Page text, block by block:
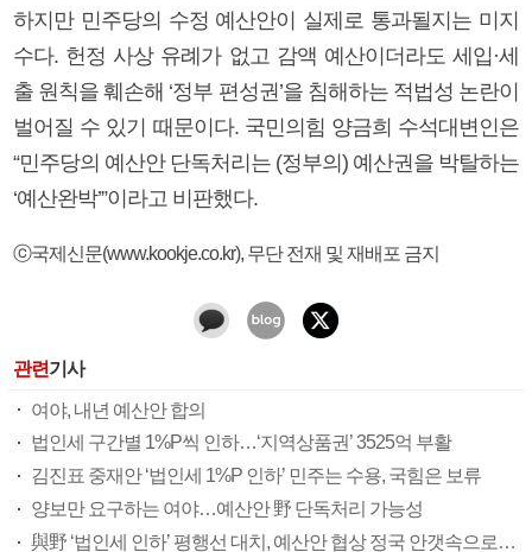
하지만 민주당의 수정 예산안이 실제로 통과될지는 미지
수다. 헌정 사상 유례가 없고 감액 예산이더라도 세입·세
출 원칙을 훼손해 ‘정부 편성권’을 침해하는 적법성 논란이
벌어질 수 있기 때문이다. 국민의힘 양금희 수석대변인은
“민주당의 예산안 단독처리는 (정부의) 예산권을 박탈하는
‘예산완박’”이라고 비판했다.
ⓒ국제신문(www.kookje.co.kr), 무단 전재 및 재배포 금지
관련기사
여야, 내년 예산안 합의
법인세 구간별 1%P씩 인하…‘지역상품권’ 3525억 부활
김진표 중재안 ‘법인세 1%P 인하’ 민주는 수용, 국힘은 보류
양보만 요구하는 여야…예산안 野 단독처리 가능성
與野 ‘법인세 인하’ 평행선 대치, 예산안 협상 정국 안갯속으로…